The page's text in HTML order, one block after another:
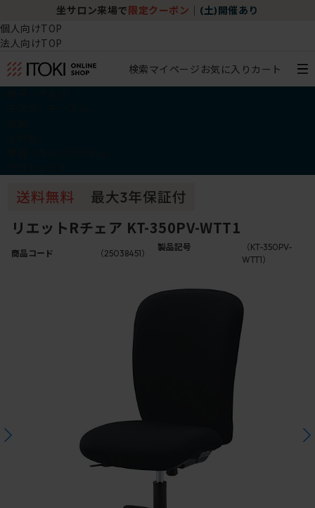
坐サロン来場で 限定クーポン (土)開催あり
個人向けTOP
法人向けTOP
検索マイページ お気に入り カート
リエットRチェア KT-350PV-WTT1
商品コード （25038451）
製品記号
（KT-350PV-
WTT1）